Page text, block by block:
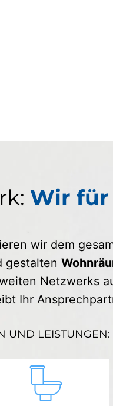
Wir für
wir dem
gestalten
Netzwerks
Ihr
UND LEISTUNGEN: